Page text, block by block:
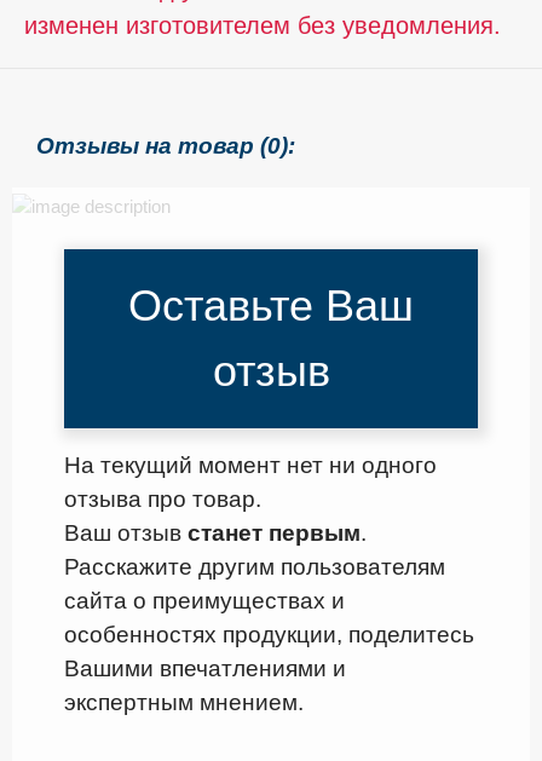
изменен изготовителем без уведомления.
Отзывы на товар (0):
Оставьте Ваш
отзыв
На текущий момент нет ни одного
отзыва про товар.
Ваш отзыв станет первым.
Расскажите другим пользователям
сайта о преимуществах и
особенностях продукции, поделитесь
Вашими впечатлениями и
экспертным мнением.